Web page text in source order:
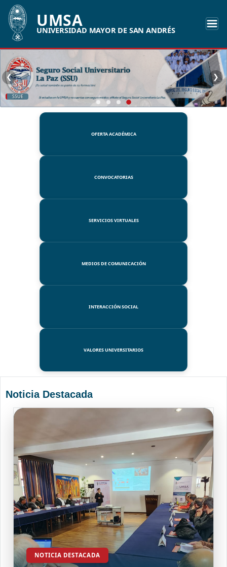
UMSA
UNIVERSIDAD MAYOR DE SAN ANDRÉS
SSUE
❮ ❯
OFERTA ACADÉMICA
CONVOCATORIAS
SERVICIOS VIRTUALES
MEDIOS DE COMUNICACIÓN
INTERACCIÓN SOCIAL
VALORES UNIVERSITARIOS
Noticia Destacada
NOTICIA DESTACADA